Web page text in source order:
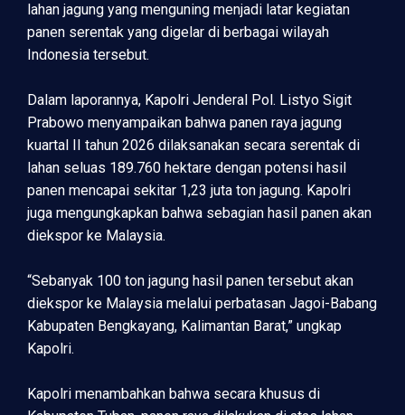
lahan jagung yang menguning menjadi latar kegiatan
panen serentak yang digelar di berbagai wilayah
Indonesia tersebut.
Dalam laporannya, Kapolri Jenderal Pol. Listyo Sigit
Prabowo menyampaikan bahwa panen raya jagung
kuartal II tahun 2026 dilaksanakan secara serentak di
lahan seluas 189.760 hektare dengan potensi hasil
panen mencapai sekitar 1,23 juta ton jagung. Kapolri
juga mengungkapkan bahwa sebagian hasil panen akan
diekspor ke Malaysia.
“Sebanyak 100 ton jagung hasil panen tersebut akan
diekspor ke Malaysia melalui perbatasan Jagoi-Babang
Kabupaten Bengkayang, Kalimantan Barat,” ungkap
Kapolri.
Kapolri menambahkan bahwa secara khusus di